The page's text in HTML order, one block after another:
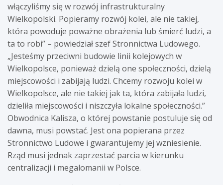
włączyliśmy się w rozwój infrastrukturalny
Wielkopolski. Popieramy rozwój kolei, ale nie takiej,
która powoduje poważne obrażenia lub śmierć ludzi, a
ta to robi” – powiedział szef Stronnictwa Ludowego.
„Jesteśmy przeciwni budowie linii kolejowych w
Wielkopolsce, ponieważ dzielą one społeczności, dzielą
miejscowości i zabijają ludzi. Chcemy rozwoju kolei w
Wielkopolsce, ale nie takiej jak ta, która zabijała ludzi,
dzieliła miejscowości i niszczyła lokalne społeczności.”
Obwodnica Kalisza, o której powstanie postuluje się od
dawna, musi powstać. Jest ona popierana przez
Stronnictwo Ludowe i gwarantujemy jej wzniesienie.
Rząd musi jednak zaprzestać parcia w kierunku
centralizacji i megalomanii w Polsce.